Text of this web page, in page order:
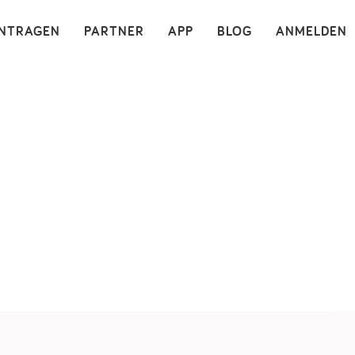
ANMELDEN
BLOG
APP
PARTNER ×